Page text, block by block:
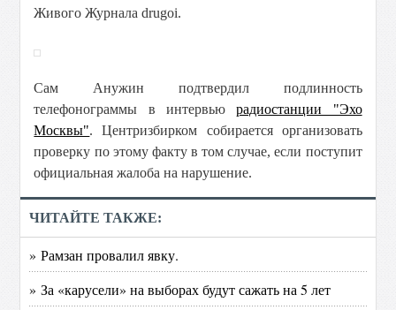
Живого Журнала drugoi.
Сам Анужин подтвердил подлинность
телефонограммы в интервьюрадиостанции "Эхо
Москвы". Центризбирком собирается организовать
проверку по этому факту в том случае, если поступит
официальная жалоба на нарушение.
ЧИТАЙТЕ ТАКЖЕ:
» Рамзан провалил явку.
» За «карусели» на выборах будут сажать на 5 лет